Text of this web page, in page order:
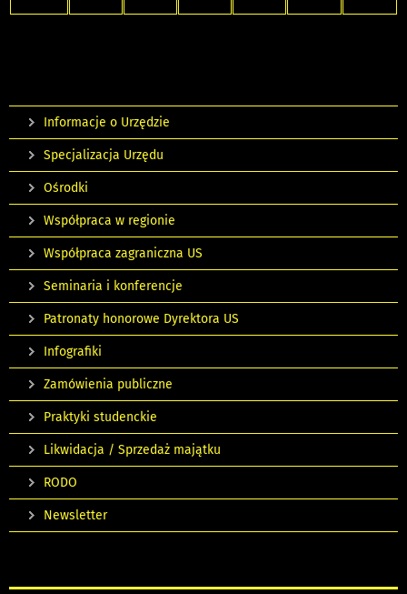
Informacje o Urzędzie
Specjalizacja Urzędu
Ośrodki
Współpraca w regionie
Współpraca zagraniczna US
Seminaria i konferencje
Patronaty honorowe Dyrektora US
Infografiki
Zamówienia publiczne
Praktyki studenckie
Likwidacja / Sprzedaż majątku
RODO
Newsletter